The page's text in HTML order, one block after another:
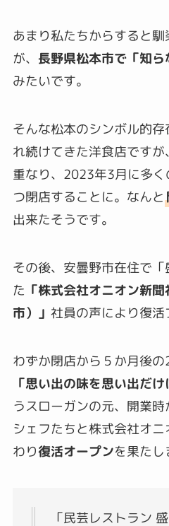
あまり私たちからすると
が、 長野県松本市で「知
みたいです。
そんな松本のシンボル的
れ続けてきた洋食店です
重なり、2023年3月に多
つ閉店することに。なんと
出来たそうです。
その後、安曇野市在住で
た 「株式会社オニオン新
市）」 社員の声により復活
わずか閉店から５か月後
「思い出の味を思い出だけ
うスローガンの元、開業
シェフたちと株式会社オ
わり復活オープンを果たし
「民芸レストラン